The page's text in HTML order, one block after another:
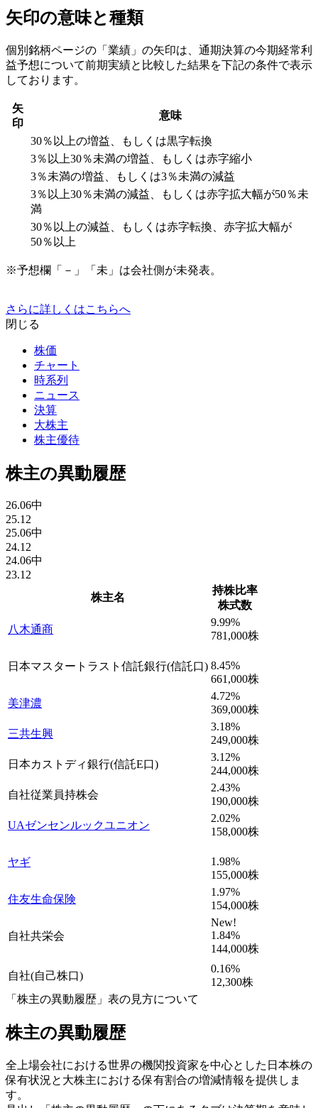
矢印の意味と種類
個別銘柄ページの「業績」の矢印は、通期決算の今期経常利
益予想について前期実績と比較した結果を下記の条件で表示
しております。
矢
印
意味
30％以上の増益、もしくは黒字転換
3％以上30％未満の増益、もしくは赤字縮小
3％未満の増益、もしくは3％未満の減益
3％以上30％未満の減益、もしくは赤字拡大幅が50％未
満
30％以上の減益、もしくは赤字転換、赤字拡大幅が
50％以上
※予想欄「－」「未」は会社側が未発表。
さらに詳しくはこちらへ
閉じる
株価
チャート
時系列
ニュース
決算
大株主
株主優待
株主の異動履歴
26.06中
25.12
25.06中
24.12
24.06中
23.12
株主名
持株比率
株式数
八木通商
9.99%
781,000株
日本マスタートラスト信託銀行(信託口) 8.45%
661,000株
美津濃
4.72%
369,000株
三共生興
3.18%
249,000株
日本カストディ銀行(信託E口)
3.12%
244,000株
自社従業員持株会
2.43%
190,000株
UAゼンセンルックユニオン
2.02%
158,000株
ヤギ 1.98%
155,000株
住友生命保険
1.97%
154,000株
自社共栄会
New!
1.84%
144,000株
自社(自己株口)
0.16%
12,300株
「株主の異動履歴」表の見方について
株主の異動履歴
全上場会社における世界の機関投資家を中心とした日本株の
保有状況と大株主における保有割合の増減情報を提供しま
す。